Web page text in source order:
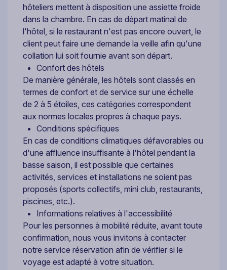
hôteliers mettent à disposition une assiette froide
dans la chambre. En cas de départ matinal de
l'hôtel, si le restaurant n'est pas encore ouvert, le
client peut faire une demande la veille afin qu'une
collation lui soit fournie avant son départ.
Confort des hôtels
De manière générale, les hôtels sont classés en
termes de confort et de service sur une échelle
de 2 à 5 étoiles, ces catégories correspondent
aux normes locales propres à chaque pays.
Conditions spécifiques
En cas de conditions climatiques défavorables ou
d'une affluence insuffisante à l'hôtel pendant la
basse saison, il est possible que certaines
activités, services et installations ne soient pas
proposés (sports collectifs, mini club, restaurants,
piscines, etc.).
Informations relatives à l'accessibilité
Pour les personnes à mobilité réduite, avant toute
confirmation, nous vous invitons à contacter
notre service réservation afin de vérifier si le
voyage est adapté à votre situation.